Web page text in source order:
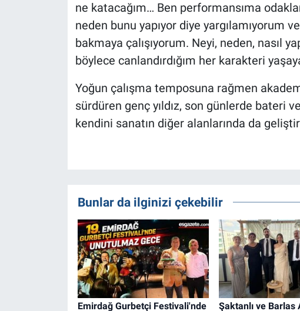
ne katacağım… Ben performansıma
neden bunu yapıyor diye yargılamıyorum
bakmaya çalışıyorum. Neyi, neden, nasıl
böylece canlandırdığım her karakteri
Yoğun çalışma temposuna rağmen
sürdüren genç yıldız, son günlerde bateri
kendini sanatın diğer alanlarında da
Bunlar da ilginizi çekebilir
Emirdağ Gurbetçi Festivali'nde
Şaktanlı ve Barlas